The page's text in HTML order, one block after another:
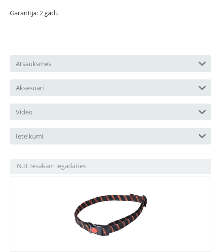
Garantija: 2 gadi.
Atsauksmes
Aksesuāri
Video
Ieteikumi
N.B. Iesakām iegādāties